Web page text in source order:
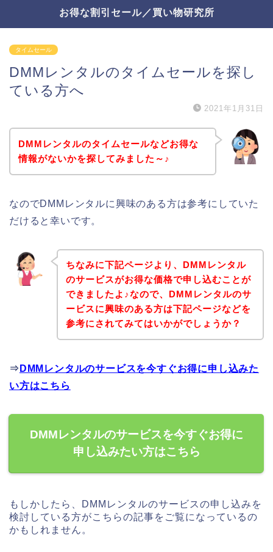
お得な割引セール／買い物研究所
タイムセール
DMMレンタルのタイムセールを探し
ている方へ
2021年1月31日
DMMレンタルのタイムセールなどお得な
情報がないかを探してみました～♪
なのでDMMレンタルに興味のある方は参考にしていた
だけると幸いです。
ちなみに下記ページより、DMMレンタル
のサービスがお得な価格で申し込むことが
できましたよ♪なので、DMMレンタルのサ
ービスに興味のある方は下記ページなどを
参考にされてみてはいかがでしょうか？
⇒ DMMレンタルのサービスを今すぐお得に申し込みた
い方はこちら
DMMレンタルのサービスを今すぐお得に
申し込みたい方はこちら
もしかしたら、DMMレンタルのサービスの申し込みを
検討している方がこちらの記事をご覧になっているの
かもしれません。